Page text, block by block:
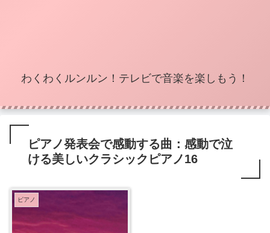
わくわくルンルン！テレビで音楽を楽しもう！
ピアノ発表会で感動する曲：感動で泣
ける美しいクラシックピアノ16
ピアノ